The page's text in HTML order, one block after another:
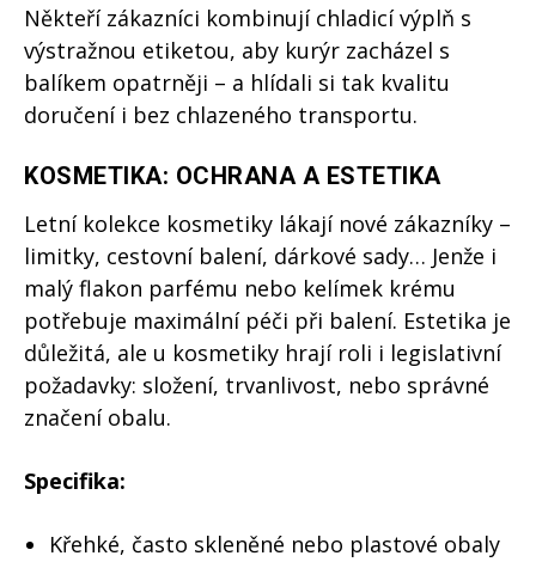
Někteří zákazníci kombinují chladicí výplň s
výstražnou etiketou, aby kurýr zacházel s
balíkem opatrněji – a hlídali si tak kvalitu
doručení i bez chlazeného transportu.
KOSMETIKA: OCHRANA A ESTETIKA
Letní kolekce kosmetiky lákají nové zákazníky –
limitky, cestovní balení, dárkové sady… Jenže i
malý flakon parfému nebo kelímek krému
potřebuje maximální péči při balení. Estetika je
důležitá, ale u kosmetiky hrají roli i legislativní
požadavky: složení, trvanlivost, nebo správné
značení obalu.
Specifika:
Křehké, často skleněné nebo plastové obaly